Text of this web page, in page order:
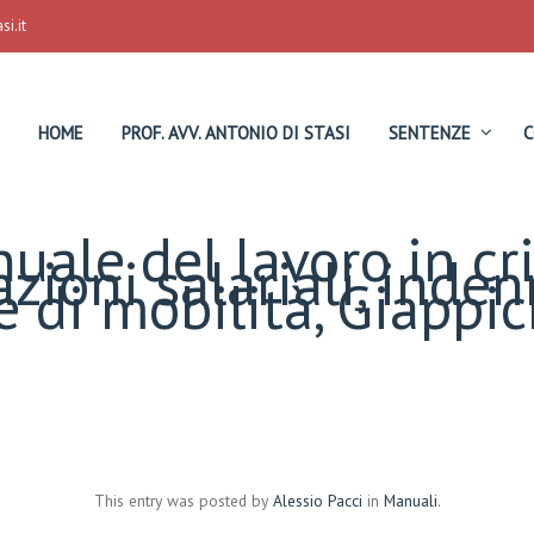
HOME PROF. AVV. ANTONIO DI STASI SENTENZE
del lavoro in
salariali,
di mobilità,
This entry was posted by Alessio Pacci in Manuali.